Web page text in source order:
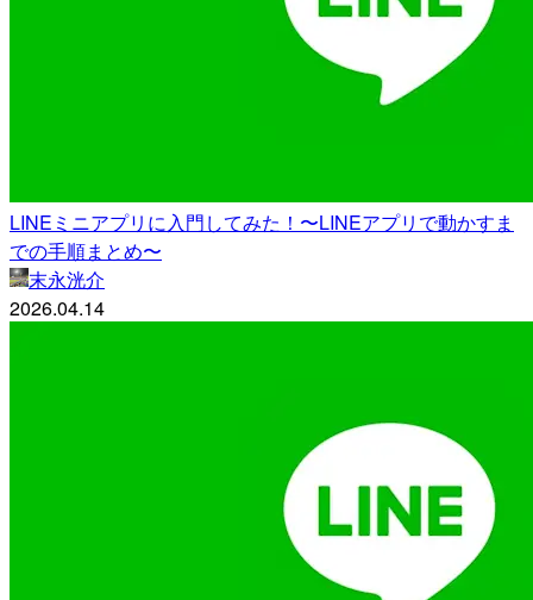
LINEミニアプリに入門してみた！〜LINEアプリで動かすま
での手順まとめ〜
末永洸介
2026.04.14